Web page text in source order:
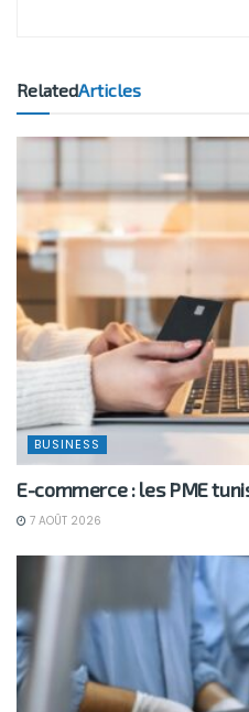
RelatedArticles
BUSINESS
E-commerce : les PME
7 AOÛT 2026